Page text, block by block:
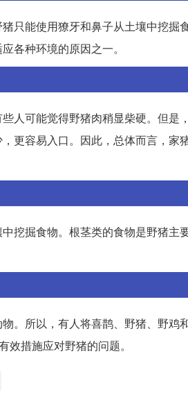
只能使用獠牙和鼻子从土壤中挖掘
各种环境的原因之一。
人可能觉得野猪肉稍显柴硬。但是
更容易入口。因此，总体而言，家
挖掘食物。根茎类的食物是野猪主
。所以，有人将喜鹊、野猪、野鸡
措施应对野猪的问题。